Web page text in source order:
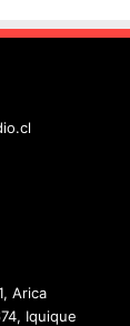
Arica
Iquique